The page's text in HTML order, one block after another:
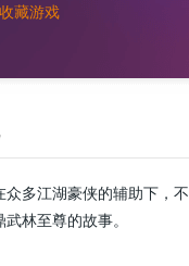
收藏游戏
多江湖豪侠的辅助下，
林至尊的故事。